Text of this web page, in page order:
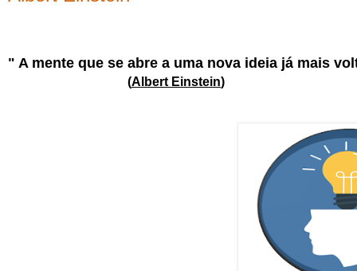
" A mente que se abre a uma nova ideia já mais
(Albert Einstein)